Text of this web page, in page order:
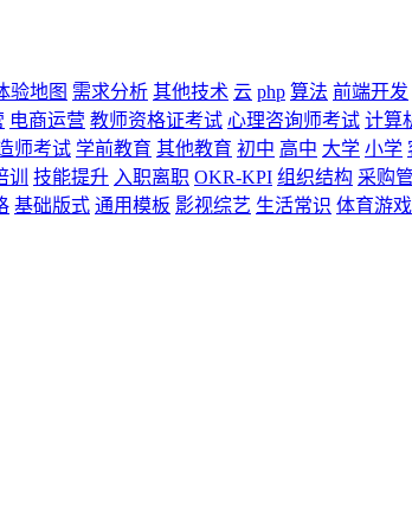
验地图 需求分析 其他技术 云 php 算法 前端开发
电商运营 教师资格证考试 心理咨询师考试 计算
师考试 学前教育 其他教育 初中 高中 大学 小学
训 技能提升 入职离职 OKR-KPI 组织结构 采购
基础版式 通用模板 影视综艺 生活常识 体育游戏